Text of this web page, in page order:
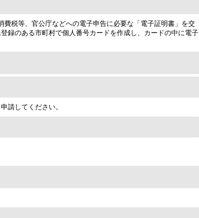
税等、官公庁などへの電子申告に必要な「電子証明書」を交
録のある市町村で個人番号カードを作成し、カードの中に電子
請してください。